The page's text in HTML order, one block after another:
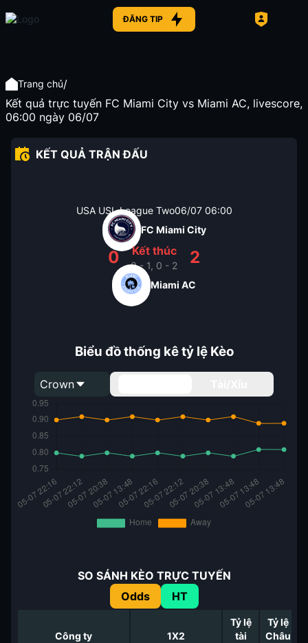
ĐĂNG TIP
Trang chủ/
Kết quả trực tuyến FC Miami City vs Miami AC, livescore,
06:00 ngày 06/07
KẾT QUẢ TRẬN ĐẤU
USA USL League Two06/07 06:00
FC Miami City
0 Kết thúc
0 - 1, 0 - 2 2
Miami AC
Biểu đồ thống kê tỷ lệ Kèo
Crown
SO SÁNH KÈO TRỰC TUYẾN
Odds
HT
Công ty 1X2
Tỷ lệ
tài
Tỷ lệ
Châu